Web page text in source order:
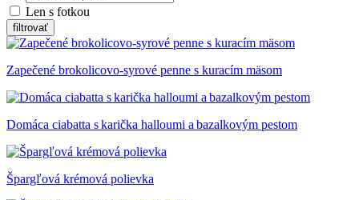
Len s fotkou
Zapečené brokolicovo-syrové penne s kuracím mäsom
Domáca ciabatta s karička halloumi a bazalkovým pestom
Špargľová krémová polievka